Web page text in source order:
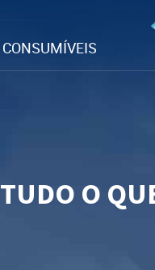
CONSUMÍVEIS
TUDO O